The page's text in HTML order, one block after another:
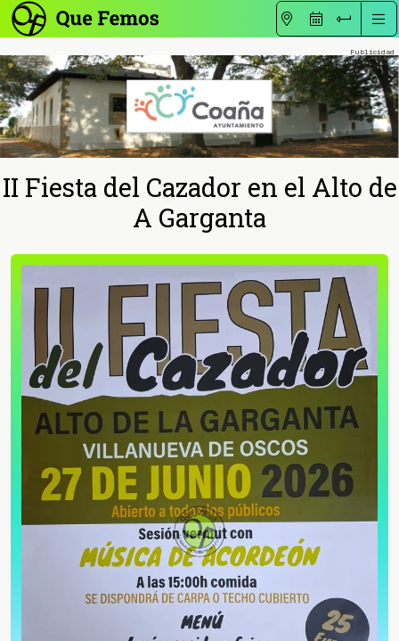
II Fiesta del Cazador en el Alto de
A Garganta